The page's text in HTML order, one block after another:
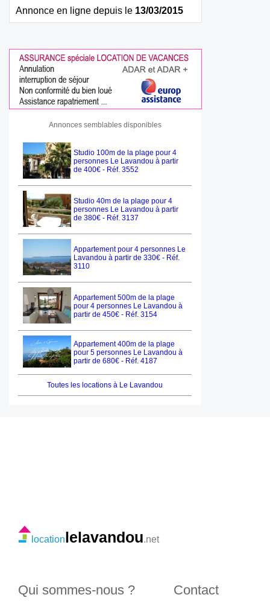
Annonce en ligne depuis le 13/03/2015
Annonces semblables disponibles
Studio 100m de la plage pour 4
personnes Le Lavandou à partir
de 400€ - Réf. 3552
Studio 40m de la plage pour 4
personnes Le Lavandou à partir
de 380€ - Réf. 3137
Appartement pour 4 personnes Le
Lavandou à partir de 330€ - Réf.
3110
Appartement 500m de la plage
pour 4 personnes Le Lavandou à
partir de 450€ - Réf. 3154
Appartement 400m de la plage
pour 5 personnes Le Lavandou à
partir de 680€ - Réf. 4187
Toutes les locations à Le Lavandou
locationlelavandou.net
Qui sommes-nous ? Contact